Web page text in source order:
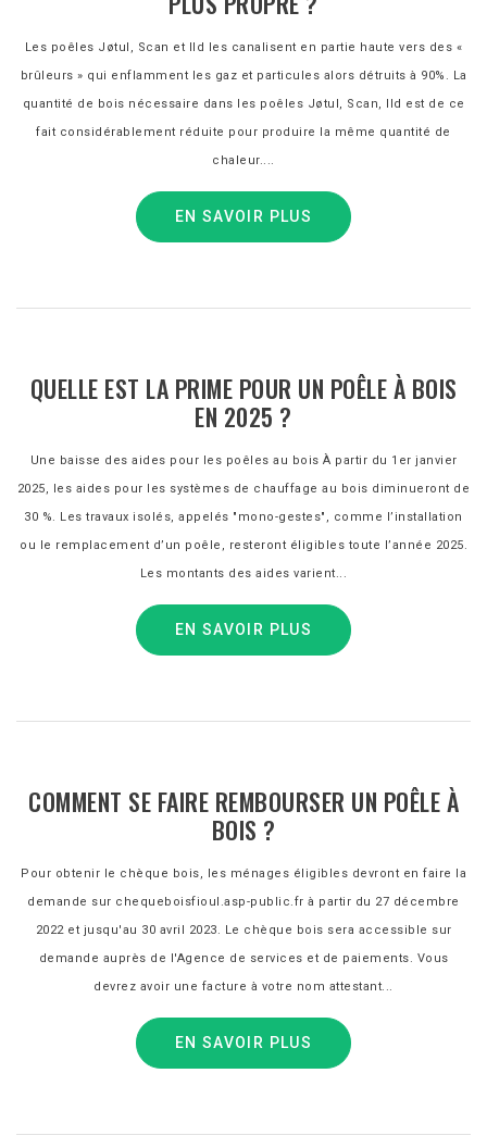
Les poêles Jøtul, Scan et Ild les canalisent en partie haute vers des «
brûleurs » qui enflamment les gaz et particules alors détruits à 90%. La
quantité de bois nécessaire dans les poêles Jøtul, Scan, Ild est de ce
fait considérablement réduite pour produire la même quantité de
chaleur....
EN SAVOIR PLUS
QUELLE EST LA PRIME POUR UN POÊLE À BOIS
EN 2025 ?
Une baisse des aides pour les poêles au bois À partir du 1er janvier
2025, les aides pour les systèmes de chauffage au bois diminueront de
30 %. Les travaux isolés, appelés "mono-gestes", comme l’installation
ou le remplacement d’un poêle, resteront éligibles toute l’année 2025.
Les montants des aides varient...
EN SAVOIR PLUS
COMMENT SE FAIRE REMBOURSER UN POÊLE À
BOIS ?
Pour obtenir le chèque bois, les ménages éligibles devront en faire la
demande sur chequeboisfioul.asp-public.fr à partir du 27 décembre
2022 et jusqu'au 30 avril 2023. Le chèque bois sera accessible sur
demande auprès de l'Agence de services et de paiements. Vous
devrez avoir une facture à votre nom attestant...
EN SAVOIR PLUS